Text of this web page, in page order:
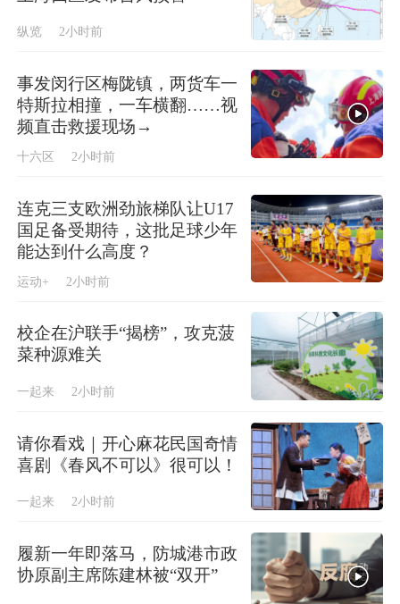
纵览 2小时前
事发闵行区梅陇镇，两货车一
特斯拉相撞，一车横翻……视
频直击救援现场→
十六区 2小时前
连克三支欧洲劲旅梯队让U17
国足备受期待，这批足球少年
能达到什么高度？
运动+ 2小时前
校企在沪联手“揭榜”，攻克菠
菜种源难关
一起来 2小时前
请你看戏｜开心麻花民国奇情
喜剧《春风不可以》很可以！
一起来 2小时前
履新一年即落马，防城港市政
协原副主席陈建林被“双开”